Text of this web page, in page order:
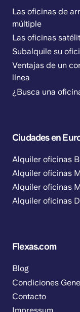
Las oficinas de
múltiple
Las oficinas
Subalquile su
Ventajas de un
línea
¿Busca una
Ciudades en
Alquiler oficinas
Alquiler oficinas
Alquiler oficinas
Alquiler oficinas
Flexas.com
Blog
Condiciones
Contacto